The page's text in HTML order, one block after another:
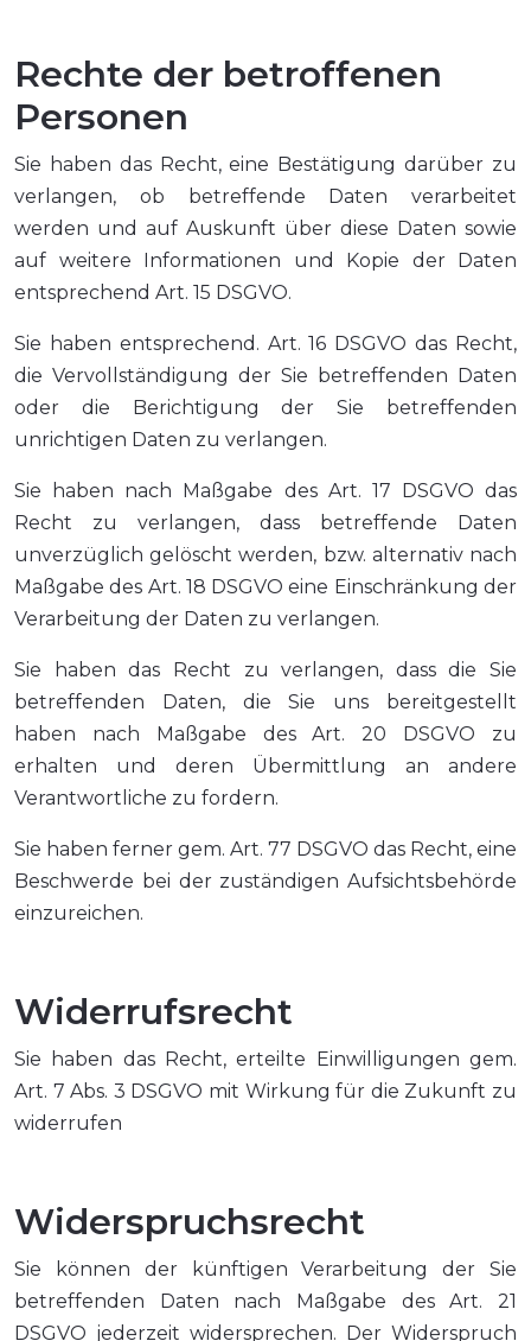
Rechte der betroffenen
Personen
Sie haben das Recht, eine Bestätigung darüber zu
verlangen, ob betreffende Daten verarbeitet
werden und auf Auskunft über diese Daten sowie
auf weitere Informationen und Kopie der Daten
entsprechend Art. 15 DSGVO.
Sie haben entsprechend. Art. 16 DSGVO das Recht,
die Vervollständigung der Sie betreffenden Daten
oder die Berichtigung der Sie betreffenden
unrichtigen Daten zu verlangen.
Sie haben nach Maßgabe des Art. 17 DSGVO das
Recht zu verlangen, dass betreffende Daten
unverzüglich gelöscht werden, bzw. alternativ nach
Maßgabe des Art. 18 DSGVO eine Einschränkung der
Verarbeitung der Daten zu verlangen.
Sie haben das Recht zu verlangen, dass die Sie
betreffenden Daten, die Sie uns bereitgestellt
haben nach Maßgabe des Art. 20 DSGVO zu
erhalten und deren Übermittlung an andere
Verantwortliche zu fordern.
Sie haben ferner gem. Art. 77 DSGVO das Recht, eine
Beschwerde bei der zuständigen Aufsichtsbehörde
einzureichen.
Widerrufsrecht
Sie haben das Recht, erteilte Einwilligungen gem.
Art. 7 Abs. 3 DSGVO mit Wirkung für die Zukunft zu
widerrufen
Widerspruchsrecht
Sie können der künftigen Verarbeitung der Sie
betreffenden Daten nach Maßgabe des Art. 21
DSGVO jederzeit widersprechen. Der Widerspruch